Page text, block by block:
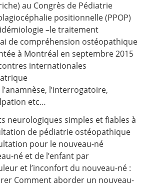
au Congrès de Pédiatrie
positionnelle (PPOP)
–le traitement
de compréhension ostéopathique
à Montréal en septembre 2015
internationales
l’interrogatoire,
etc…
neurologiques simples et fiables à
de pédiatrie ostéopathique
pour le nouveau-né
né et de l’enfant par
et l’inconfort du nouveau-né :
Comment aborder un nouveau-